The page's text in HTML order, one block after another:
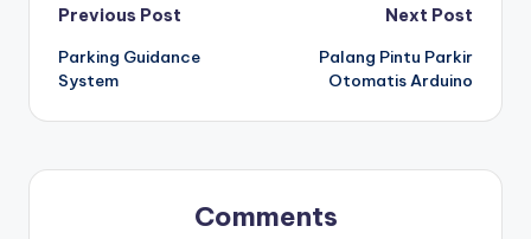
Post
navigation
Previous Post
Parking Guidance
System
Next Post
Palang Pintu Parkir
Otomatis Arduino
Comments